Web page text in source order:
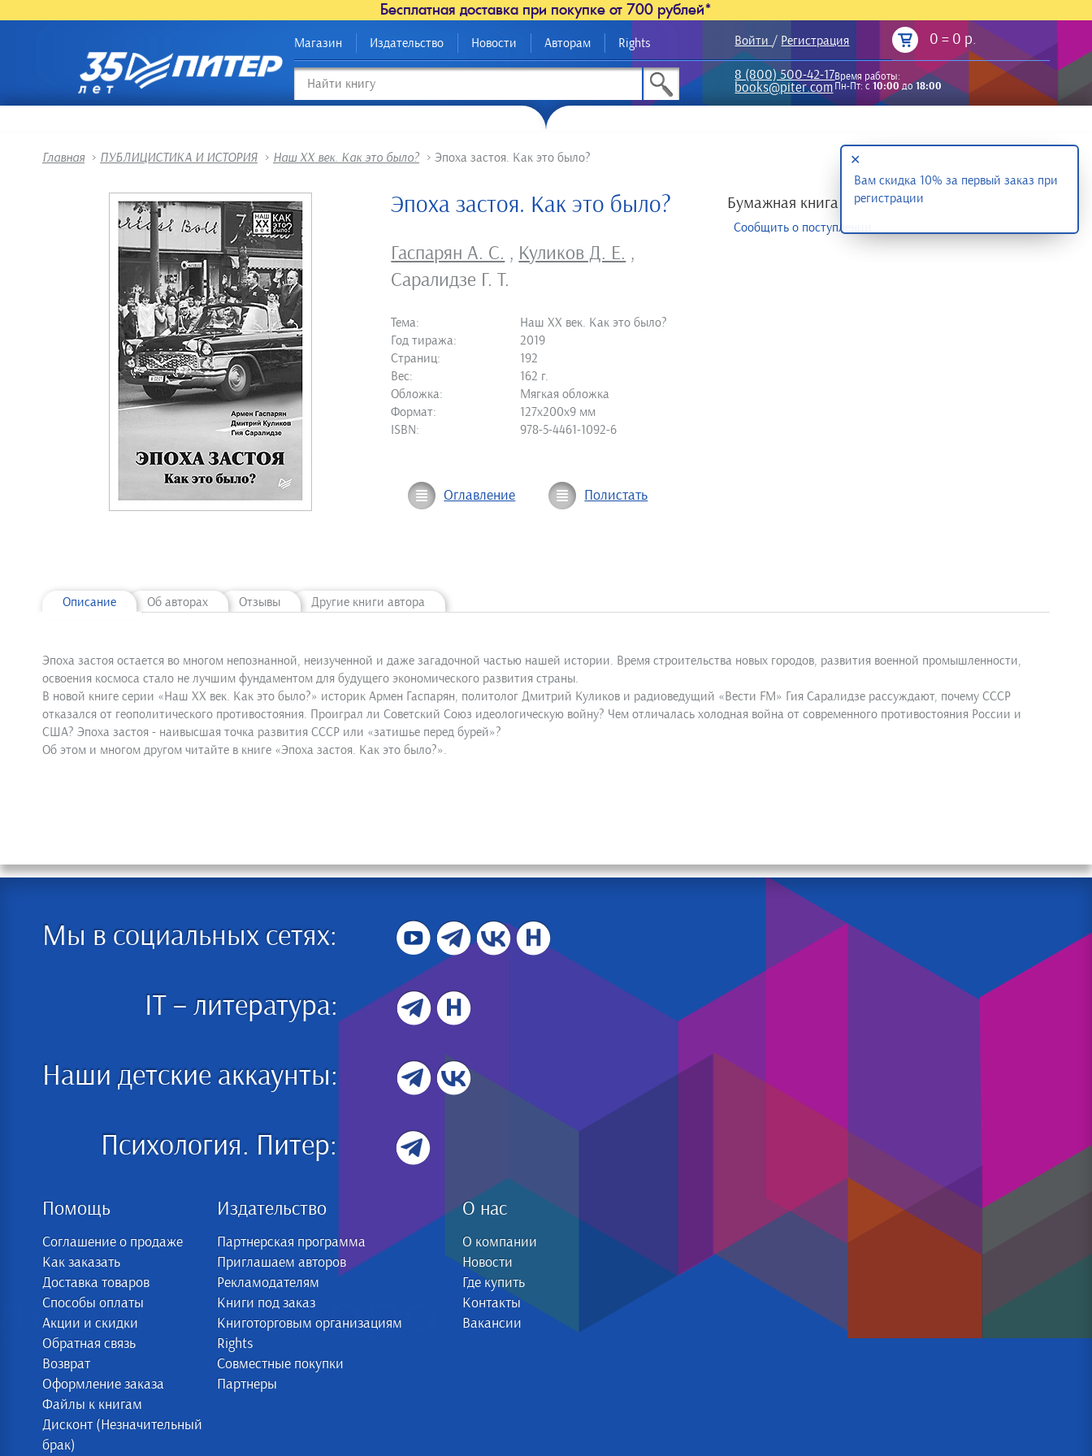
Бесплатная доставка при покупке от 700 рублей*
Магазин Издательство Новости Авторам Rights Войти / Регистрация 0 = 0 р.
8 (800) 500-42-17
books@piter.com
Время работы:
Пн-Пт: с10:00до18:00
Главная > ПУБЛИЦИСТИКА И ИСТОРИЯ > Наш XX век. Как это было? > Эпоха застоя. Как это было?
Эпоха застоя. Как это было?
Гаспарян А. С. , Куликов Д. Е. ,
Саралидзе Г. Т.
Тема:
Наш XX век. Как это было?
Год тиража:
2019
Страниц:
192
Вес:
162 г.
Обложка:
Мягкая обложка
Формат:
127х200х9 мм
ISBN:
978-5-4461-1092-6
Бумажная книга
Сообщить о поступлении
Оглавление Полистать
Описание Об авторах Отзывы Другие книги автора
Эпоха застоя остается во многом непознанной, неизученной и даже загадочной частью нашей истории. Время строительства новых городов, развития военной промышленности,
освоения космоса стало не лучшим фундаментом для будущего экономического развития страны.
В новой книге серии «Наш ХХ век. Как это было?» историк Армен Гаспарян, политолог Дмитрий Куликов и радиоведущий «Вести FM» Гия Саралидзе рассуждают, почему СССР
отказался от геополитического противостояния. Проиграл ли Советский Союз идеологическую войну? Чем отличалась холодная война от современного противостояния России и
США? Эпоха застоя - наивысшая точка развития СССР или «затишье перед бурей»?
Об этом и многом другом читайте в книге «Эпоха застоя. Как это было?».
Мы в социальных сетях:
IT – литература:
Наши детские аккаунты:
Психология. Питер:
Помощь
Соглашение о продаже
Как заказать
Доставка товаров
Способы оплаты
Акции и скидки
Обратная связь
Возврат
Оформление заказа
Файлы к книгам
Дисконт (Незначительный
брак)
Издательство
Партнерская программа
Приглашаем авторов
Рекламодателям
Книги под заказ
Книготорговым организациям
Rights
Совместные покупки
Партнеры
О нас
О компании
Новости
Где купить
Контакты
Вакансии
Вам скидка 10% за первый заказ при
регистрации
✕